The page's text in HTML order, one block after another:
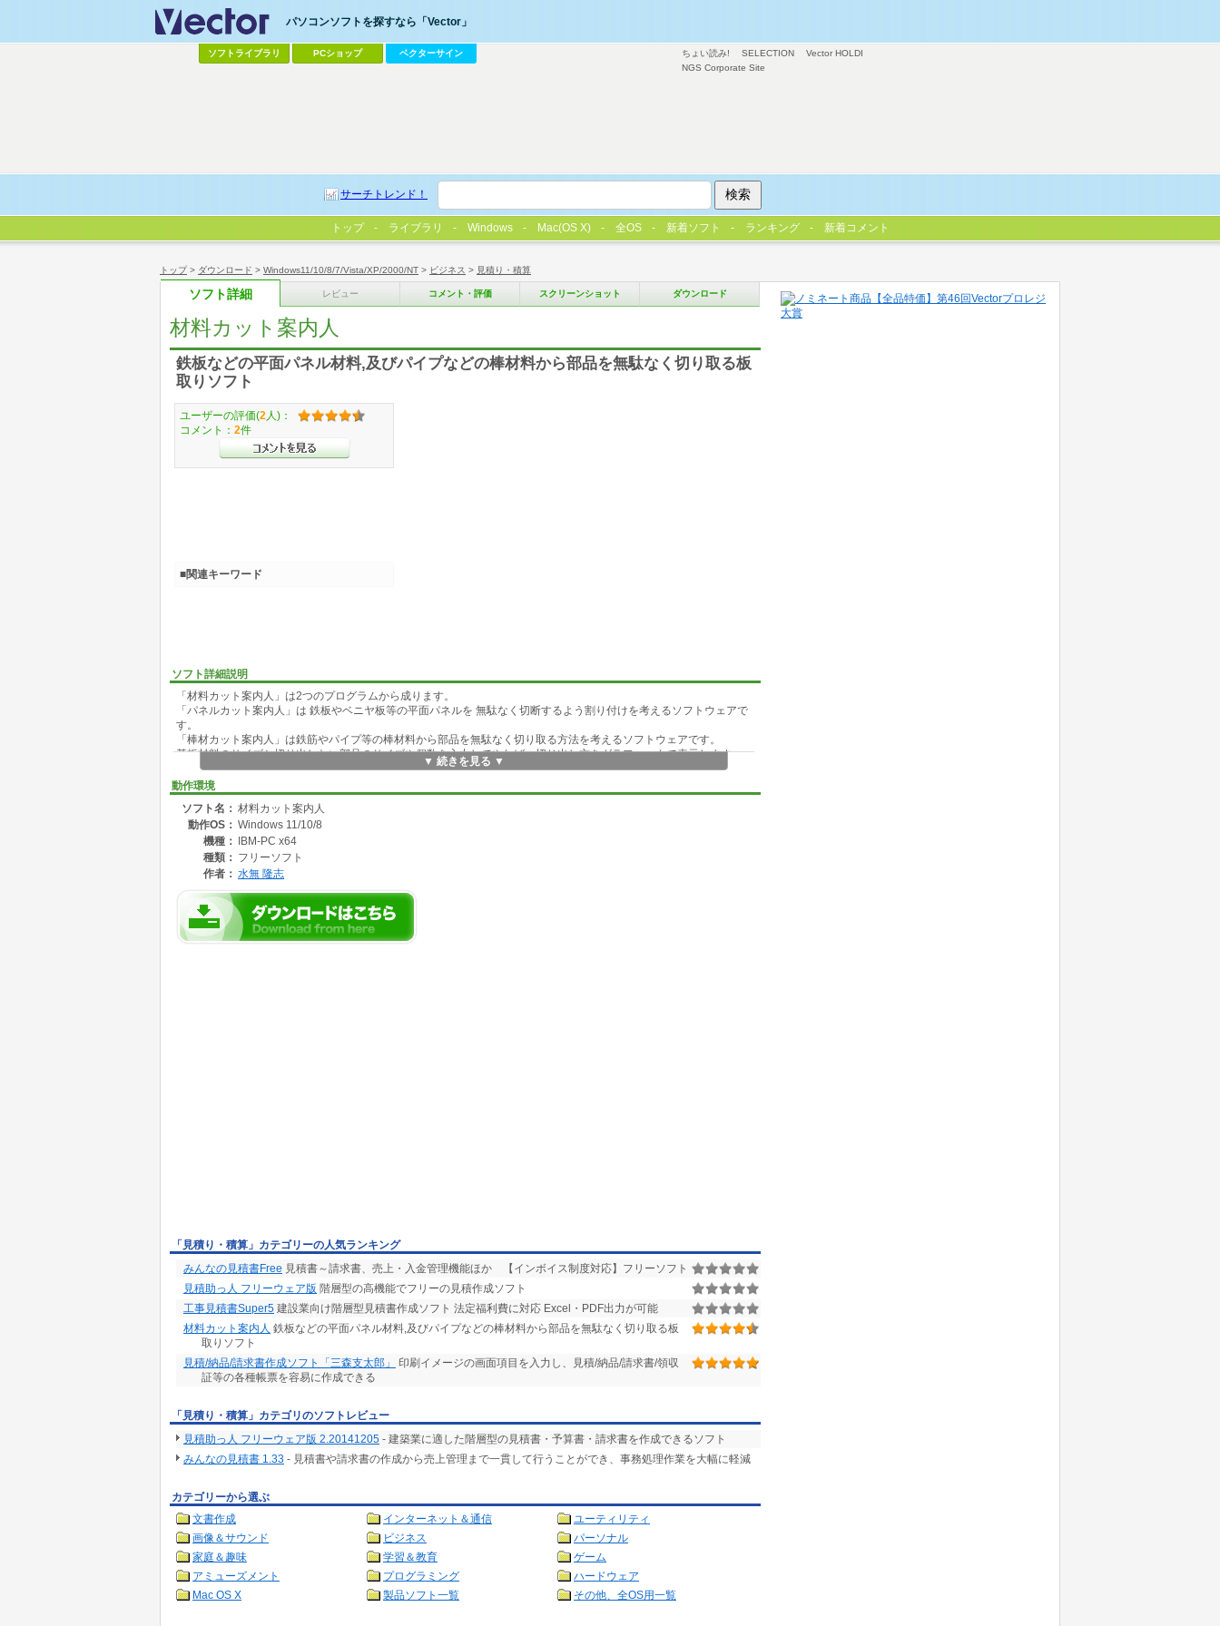
トップ> ダウンロード > Windows11/10/8/7/Vista/XP/2000/NT > ビジネス > 見積り・積算
ソフト詳細 レビュー コメント・評価 スクリーンショット ダウンロード
材料カット案内人
鉄板などの平面パネル材料,及びパイプなどの棒材料から部品を無駄なく切り取る板
取りソフト
ソフト詳細説明
「材料カット案内人」は2つのプログラムから成ります。
「パネルカット案内人」は 鉄板やベニヤ板等の平面パネルを 無駄なく切断するよう割り付けを考えるソフトウェアで
す。
「棒材カット案内人」は鉄筋やパイプ等の棒材料から部品を無駄なく切り取る方法を考えるソフトウェアです。
基板材料のサイズと切り出したい部品のサイズや個数を入力してやれば、切り出し方をグラフィックで表示します。
▼ 続きを見る ▼
動作環境
ソフト名： 材料カット案内人
動作OS： Windows 11/10/8
機種：
IBM-PC x64
種類： フリーソフト
作者： 水無 隆志
ユーザーの評価(2 人)：
コメント： 2件
■関連キーワード
「見積り・積算」カテゴリーの人気ランキング
みんなの見積書Free 見積書～請求書、売上・入金管理機能ほか 【インボイス制度対応】フリーソフト
見積助っ人 フリーウェア版 階層型の高機能でフリーの見積作成ソフト
工事見積書Super5 建設業向け階層型見積書作成ソフト 法定福利費に対応 Excel・PDF出力が可能
材料カット案内人 鉄板などの平面パネル材料,及びパイプなどの棒材料から部品を無駄なく切り取る板
取りソフト
見積/納品/請求書作成ソフト「三森支太郎」
印刷イメージの画面項目を入力し、見積/納品/請求書/領収
証等の各種帳票を容易に作成できる
「見積り・積算」カテゴリのソフトレビュー
見積助っ人 フリーウェア版 2.20141205 - 建築業に適した階層型の見積書・予算書・請求書を作成できるソフト
みんなの見積書 1.33 - 見積書や請求書の作成から売上管理まで一貫して行うことができ、事務処理作業を大幅に軽減
カテゴリーから選ぶ
文書作成
インターネット＆通信
ユーティリティ
画像＆サウンド
ビジネス
パーソナル
家庭＆趣味
学習＆教育
ゲーム
アミューズメント
プログラミング
ハードウェア
Mac OS X
製品ソフト一覧 その他、全OS用一覧
ちょい読み! SELECTION
Vector HOLDI
NGS Corporate Site
パソコンソフトを探すなら「Vector」
ソフトライブラリ PCショップ ベクターサイン
サーチトレンド！
トップ ライブラリ Windows Mac(OS X) 全OS 新着ソフト ランキング 新着コメント